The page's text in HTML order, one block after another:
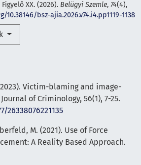
XX. (2026). Belügyi Szemle, 74(4),
bsz-ajia.2026.v74.i4.pp1119-1138
Victim-blaming and image-
of Criminology, 56(1), 7-25.
26338076221135
M. (2021). Use of Force
A Reality Based Approach.